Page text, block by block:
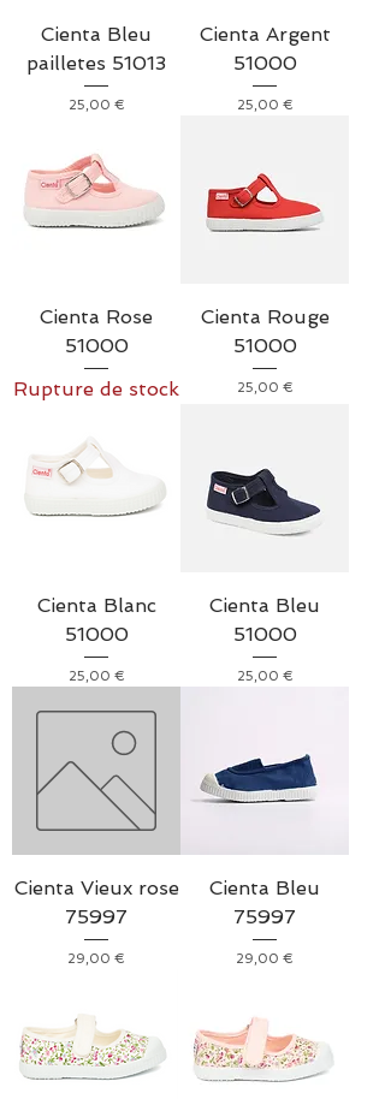
Cienta Bleu
pailletes 51013
Prix
25,00 €
Cienta Argent
51000
Prix
25,00 €
Cienta Rose
51000
Rupture de stock
Cienta Rouge
51000
Prix
25,00 €
Cienta Blanc
51000
Prix
25,00 €
Cienta Bleu
51000
Prix
25,00 €
Cienta Vieux rose
75997
Prix
29,00 €
Cienta Bleu
75997
Prix
29,00 €